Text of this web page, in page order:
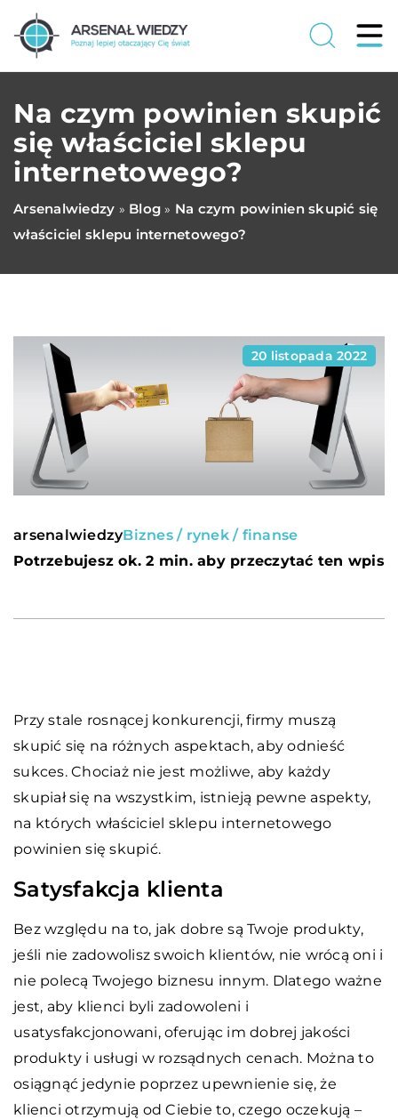
Na czym powinien skupić
się właściciel sklepu
internetowego?
Arsenalwiedzy » Blog » Na czym powinien skupić się
właściciel sklepu internetowego?
20 listopada 2022
arsenalwiedzyBiznes / rynek / finanse
Potrzebujesz ok. 2 min. aby przeczytać ten wpis
Przy stale rosnącej konkurencji, firmy muszą
skupić się na różnych aspektach, aby odnieść
sukces. Chociaż nie jest możliwe, aby każdy
skupiał się na wszystkim, istnieją pewne aspekty,
na których właściciel sklepu internetowego
powinien się skupić.
Satysfakcja klienta
Bez względu na to, jak dobre są Twoje produkty,
jeśli nie zadowolisz swoich klientów, nie wrócą oni i
nie polecą Twojego biznesu innym. Dlatego ważne
jest, aby klienci byli zadowoleni i
usatysfakcjonowani, oferując im dobrej jakości
produkty i usługi w rozsądnych cenach. Można to
osiągnąć jedynie poprzez upewnienie się, że
klienci otrzymują od Ciebie to, czego oczekują –